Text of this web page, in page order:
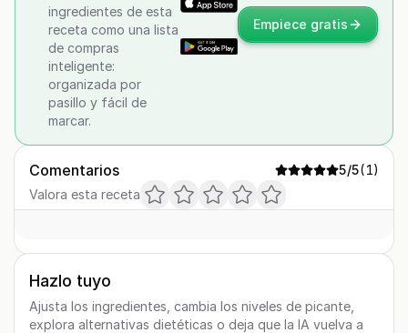
ingredientes de esta
receta como una lista
de compras
inteligente:
organizada por
pasillo y fácil de
marcar.
Empiece gratis
Comentarios 5/5(1)
Valora esta receta
Hazlo tuyo
Ajusta los ingredientes, cambia los niveles de picante,
explora alternativas dietéticas o deja que la IA vuelva a